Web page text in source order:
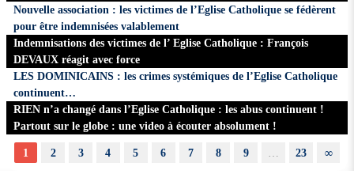
Nouvelle association : les victimes de l’Eglise Catholique se fédèrent
pour être indemnisées valablement
Indemnisations des victimes de l’ Eglise Catholique : François
DEVAUX réagit avec force
LES DOMINICAINS : les crimes systémiques de l’Eglise Catholique
continuent…
RIEN n’a changé dans l’Eglise Catholique : les abus continuent !
Partout sur le globe : une video à écouter absolument !
1 2 3 4 5 6 7 8 9 23 ∞